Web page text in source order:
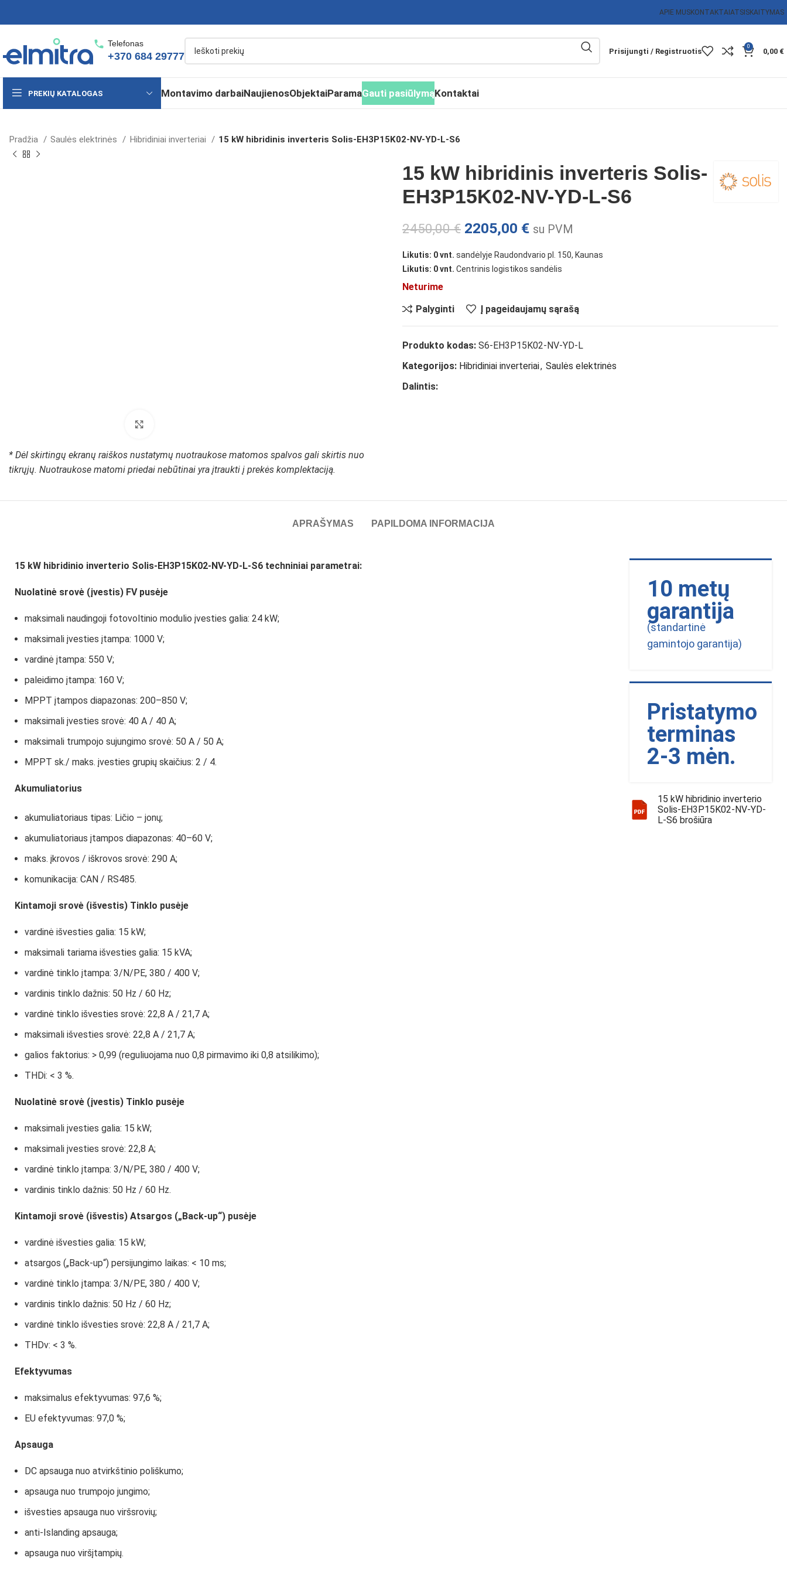
APIE MUSKONTAKTAI ATSISKAITYMAS
Telefonas
+370 684 29777 Prisijungti / Registruotis
0
0,00 €
PREKIŲ KATALOGAS Montavimo darbaiNaujienosObjektaiParamaGauti pasiūlymąKontaktai
Pradžia Saulės elektrinės Hibridiniai inverteriai 15 kW hibridinis inverteris Solis-EH3P15K02-NV-YD-L-S6
* Dėl skirtingų ekranų raiškos nustatymų nuotraukose matomos spalvos gali skirtis nuo
tikrųjų. Nuotraukose matomi priedai nebūtinai yra įtraukti į prekės komplektaciją.
15 kW hibridinis inverteris Solis-
EH3P15K02-NV-YD-L-S6
2450,00€ 2205,00 € su PVM
Likutis: 0 vnt. sandėlyje Raudondvario pl. 150, Kaunas
Likutis: 0 vnt. Centrinis logistikos sandėlis
Neturime
Palyginti
Į pageidaujamų sąrašą
Produkto kodas: S6-EH3P15K02-NV-YD-L
Kategorijos: Hibridiniai inverteriai, Saulės elektrinės
Dalintis:
APRAŠYMAS PAPILDOMA INFORMACIJA
15 kW hibridinio inverterio Solis-EH3P15K02-NV-YD-L-S6 techniniai parametrai:
Nuolatinė srovė (įvestis) FV pusėje
maksimali naudingoji fotovoltinio modulio įvesties galia: 24 kW;
maksimali įvesties įtampa: 1000 V;
vardinė įtampa: 550 V;
paleidimo įtampa: 160 V;
MPPT įtampos diapazonas: 200–850 V;
maksimali įvesties srovė: 40 A / 40 A;
maksimali trumpojo sujungimo srovė: 50 A / 50 A;
MPPT sk./ maks. įvesties grupių skaičius: 2 / 4.
Akumuliatorius
akumuliatoriaus tipas: Ličio – jonų;
akumuliatoriaus įtampos diapazonas: 40–60 V;
maks. įkrovos / iškrovos srovė: 290 A;
komunikacija: CAN / RS485.
Kintamoji srovė (išvestis) Tinklo pusėje
vardinė išvesties galia: 15 kW;
maksimali tariama išvesties galia: 15 kVA;
vardinė tinklo įtampa: 3/N/PE, 380 / 400 V;
vardinis tinklo dažnis: 50 Hz / 60 Hz;
vardinė tinklo išvesties srovė: 22,8 A / 21,7 A;
maksimali išvesties srovė: 22,8 A / 21,7 A;
galios faktorius: > 0,99 (reguliuojama nuo 0,8 pirmavimo iki 0,8 atsilikimo);
THDi: < 3 %.
Nuolatinė srovė (įvestis) Tinklo pusėje
maksimali įvesties galia: 15 kW;
maksimali įvesties srovė: 22,8 A;
vardinė tinklo įtampa: 3/N/PE, 380 / 400 V;
vardinis tinklo dažnis: 50 Hz / 60 Hz.
Kintamoji srovė (išvestis) Atsargos („Back-up“) pusėje
vardinė išvesties galia: 15 kW;
atsargos („Back-up“) persijungimo laikas: < 10 ms;
vardinė tinklo įtampa: 3/N/PE, 380 / 400 V;
vardinis tinklo dažnis: 50 Hz / 60 Hz;
vardinė tinklo išvesties srovė: 22,8 A / 21,7 A;
THDv: < 3 %.
Efektyvumas
maksimalus efektyvumas: 97,6 %;
EU efektyvumas: 97,0 %;
Apsauga
DC apsauga nuo atvirkštinio poliškumo;
apsauga nuo trumpojo jungimo;
išvesties apsauga nuo viršsrovių;
anti-Islanding apsauga;
apsauga nuo viršįtampių.
10 metų
garantija
(standartinė
gamintojo garantija)
Pristatymo
terminas
2-3 mėn.
15 kW hibridinio inverterio
Solis-EH3P15K02-NV-YD-
L-S6 brošiūra